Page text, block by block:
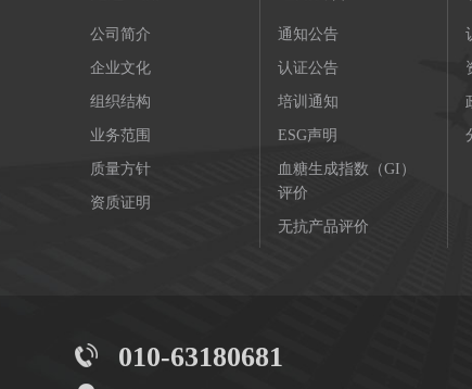
公司简介
企业文化
组织结构
业务范围
质量方针
资质证明
通知公告
认证公告
培训通知
ESG声明
血糖生成指数（GI）
评价
无抗产品评价
010-63180681